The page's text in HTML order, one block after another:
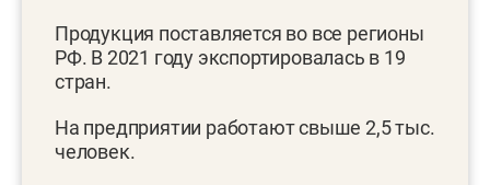
Продукция поставляется во все регионы
РФ. В 2021 году экспортировалась в 19
стран.
На предприятии работают свыше 2,5 тыс.
человек.